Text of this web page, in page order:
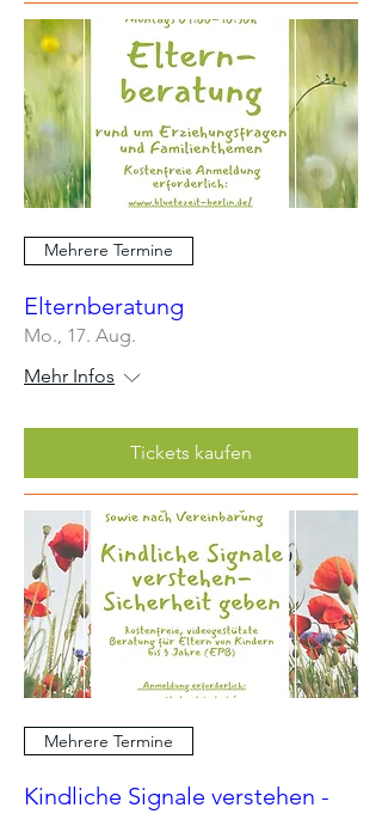
Mehrere Termine
Elternberatung
Mo., 17. Aug.
Mehr Infos
Tickets kaufen
Mehrere Termine
Kindliche Signale verstehen -